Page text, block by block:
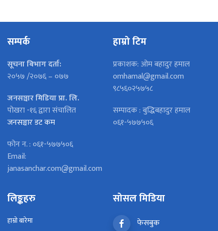
सम्पर्क
सूचना बिभाग दर्ता:
२०५७ /२०७६ – ०७७
जनसञ्चार मिडिया प्रा. लि.
पोखरा -१६ द्वारा संचालित
जनसञ्चार डट कम
फोन न. : ०६१-५७७५०६
Email:
janasanchar.com@gmail.com
हाम्रो टिम
प्रकाशक: ओम बहादुर हमाल
omhamal@gmail.com
९८५६०२५७५८
सम्पादक : बुद्धिबहादुर हमाल
०६१-५७७५०६
लिङ्कहरु
हाम्रो बारेमा
सोसल मिडिया
फेसबुक